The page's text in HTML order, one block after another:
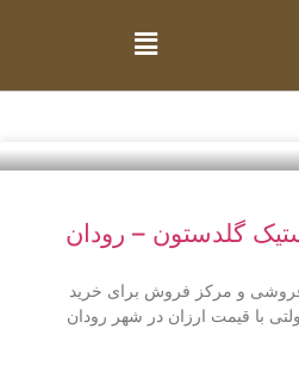
گلدستون – رودان
و مرکز فروش برای خرید
با قیمت ارزان در شهر رودان